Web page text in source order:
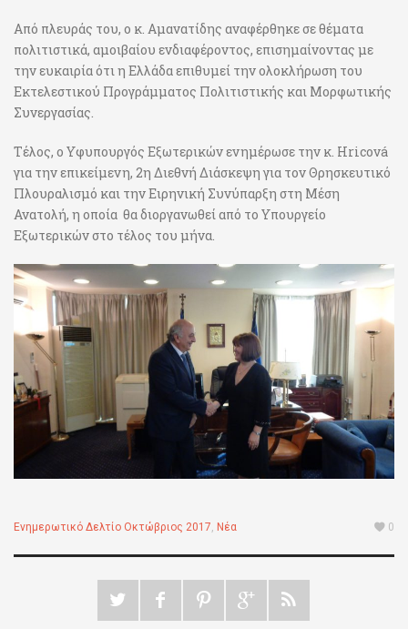
Από πλευράς του, ο κ. Αμανατίδης αναφέρθηκε σε θέματα
πολιτιστικά, αμοιβαίου ενδιαφέροντος, επισημαίνοντας με
την ευκαιρία ότι η Ελλάδα επιθυμεί την ολοκλήρωση του
Εκτελεστικού Προγράμματος Πολιτιστικής και Μορφωτικής
Συνεργασίας.
Τέλος, ο Υφυπουργός Εξωτερικών ενημέρωσε την κ. Hricová
για την επικείμενη, 2η Διεθνή Διάσκεψη για τον Θρησκευτικό
Πλουραλισμό και την Ειρηνική Συνύπαρξη στη Μέση
Ανατολή, η οποία θα διοργανωθεί από το Υπουργείο
Εξωτερικών στο τέλος του μήνα.
Ενημερωτικό Δελτίο Οκτώβριος 2017 Νέα 0